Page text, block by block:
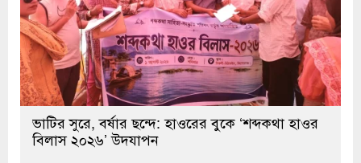
ভাটির সুরে, বর্ষার ছন্দে: হাওরের বুকে ‘শব্দকথা হাওর
বিলাস ২০২৬’ উদযাপন